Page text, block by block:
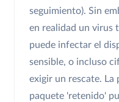
seguimiento). Sin
en realidad un virus
puede infectar el
sensible, o incluso
exigir un rescate. La
paquete 'retenido'